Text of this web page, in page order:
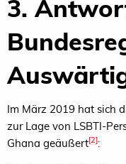
3.
Im März 2019 hat sich
zur Lage von LSBTI-
Ghana geäußert[2]: